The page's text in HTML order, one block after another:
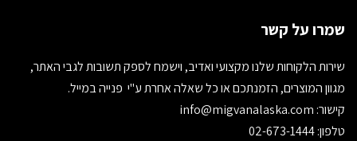
שמרו על קשר
שירות הלקוחות שלנו מקצועי ואדיב, וישמח לספק תשובות לגבי האתר,
מגוון המוצרים, הזמנתכם או כל שאלה אחרת ע"י פנייה במייל.
קישור:
טלפון: 02-673-1444